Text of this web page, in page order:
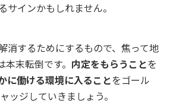
サインかもしれません。
消するためにするもので、焦って地
末転倒です。 内定をもらうことを
に働ける環境に入ることをゴール
ッジしていきましょう。